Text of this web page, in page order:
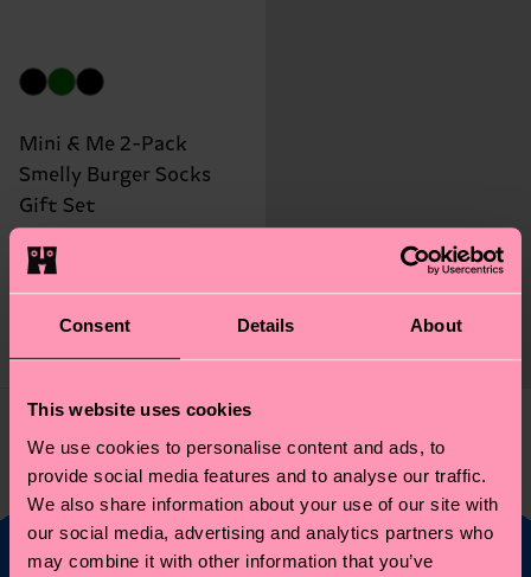
Consent Details About
This website uses cookies
We use cookies to personalise content and ads, to
provide social media features and to analyse our traffic.
We also share information about your use of our site with
our social media, advertising and analytics partners who
may combine it with other information that you’ve
Mini & Me 2-Pack
Smelly Burger Socks
Gift Set
Precio original
12 €
precio rebajado
6 €
MEZCLA DE
ORGÁNICO
Has visto 1 de 1 productos